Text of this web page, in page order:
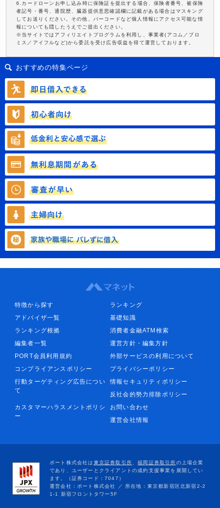
6.カードローンお申し込み時に保険証を提出する場合、保険者番号、被保険
者記号・番号、通院歴、臓器提供意思確認欄に記載がある場合はマスキング
してお送りください。その他、バーコードなど個人情報にアクセス可能な情
報についても隠したうえでご提出ください。
※当サイトではアフィリエイトプログラムを利用し、事業者(アコム／プロ
ミス／アイフルなど)から委託を受け広告収益を得て運営しております。
おすすめの特集ページ
特徴から探す
ランキング
アドバイザ一覧
基礎知識
ランキング根拠
消費者金融ATM検索
編集者一覧
運営方針・編集方針
PORT会員利用規約
外部サービスの利用について
コンプライアンスポリシー
プライバシーポリシー
行動ターゲティング広告につい
て
情報セキュリティポリシー
反社会的勢力排除ポリシー
カスタマーハラスメントポリシ
ー
お問い合わせ
運営会社情報